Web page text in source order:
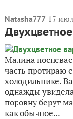
Natasha777 17
Малина
часть протираю
холодильнике.
однажды
поровну берут
как обычное...